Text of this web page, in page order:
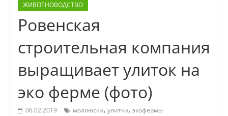
ЖИВОТНОВОДСТВО
Ровенская
строительная компания
выращивает улиток на
эко ферме (фото)
06.02.2019 моллюски, улитки, экофермы